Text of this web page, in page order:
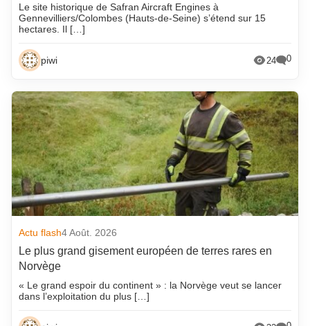
Le site historique de Safran Aircraft Engines à
Gennevilliers/Colombes (Hauts-de-Seine) s’étend sur 15
hectares. Il […]
piwi 24 0
Actu flash4 Août. 2026
Le plus grand gisement européen de terres rares en
Norvège
« Le grand espoir du continent » : la Norvège veut se lancer
dans l’exploitation du plus […]